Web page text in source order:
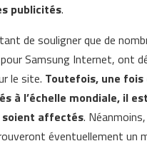
publicités.
de souligner que de
Samsung Internet, ont
le site. Toutefois, une
à l’échelle mondiale, il
soient affectés.
éventuellement un